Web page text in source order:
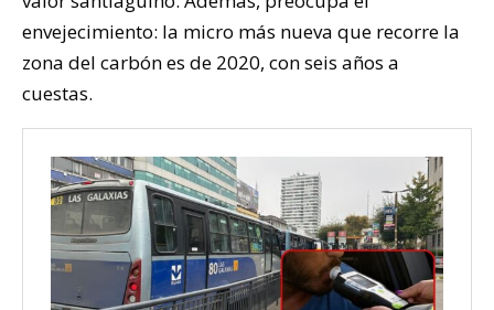
envejecimiento: la micro más nueva que recorre la
zona del carbón es de 2020, con seis años a
cuestas.